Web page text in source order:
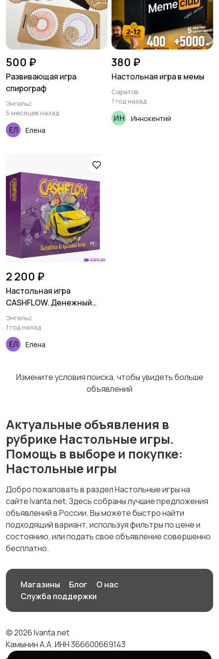
500 ₽
Развивающая игра
спирограф
Энгельс
5 месяцев назад
Елена
380 ₽
Настольная игра в мемы
Саратов
1 год назад
Иннокентий
2 200 ₽
Настольная игра
CASHFLOW. Денежный
поток.
Энгельс
1 год назад
Елена
Измените условия поиска, чтобы увидеть больше
объявлений
Актуальные объявления в
рубрике Настольные игры.
Помощь в выборе и покупке:
Настольные игры
Добро пожаловать в раздел Настольные игры на
сайте Ivanta.net. Здесь собраны лучшие предложения
объявлений в России. Вы можете быстро найти
подходящий вариант, используя фильтры по цене и
состоянию, или подать свое объявление совершенно
бесплатно.
Магазины Блог
О нас
Служба поддержки
© 2026 Ivanta.net
Камынин А.А. ИНН 366600669143